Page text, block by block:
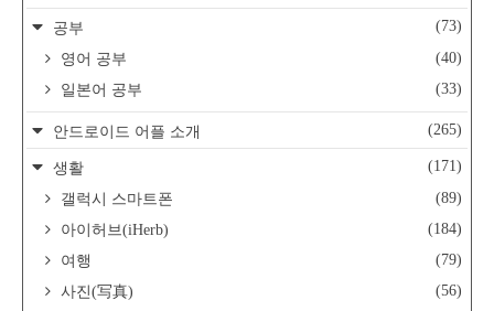
공부
(73)
영어 공부
(40)
일본어 공부
(33)
안드로이드 어플 소개 (265)
생활
(171)
갤럭시 스마트폰
(89)
아이허브(iHerb)
(184)
여행
(79)
사진(写真)
(56)